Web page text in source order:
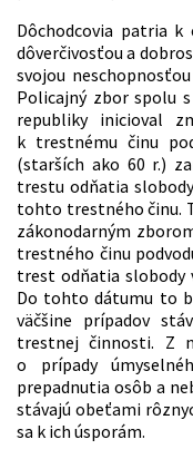
Dôchodcovia patria k
dôverčivosťou a
svojou
Policajný zbor spolu
republiky inicioval
k trestnému činu
(starších ako 60 r.)
trestu odňatia
tohto trestného činu.
zákonodarným
trestného činu
trest odňatia slobody
Do tohto dátumu to
väčšine prípadov
trestnej činnosti. Z
o prípady
prepadnutia osôb a
stávajú obeťami
sa k ich úsporám.